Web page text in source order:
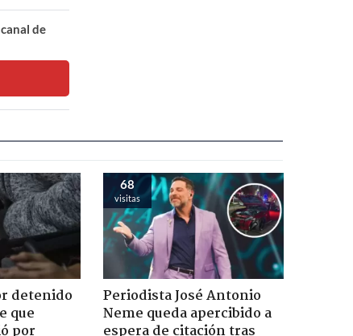
de
detenido
que
por
68
visitas
Periodista José Antonio
Neme queda apercibido a
espera de citación tras